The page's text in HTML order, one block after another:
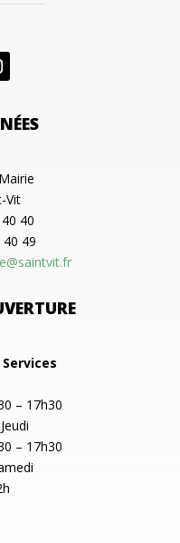
Vit
40
40 49
– 17h30
– 17h30